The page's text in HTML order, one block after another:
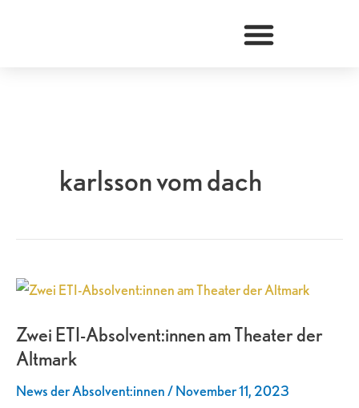
karlsson vom dach
Zwei ETI-Absolvent:innen am Theater der
Altmark
News der Absolvent:innen/November 11, 2023
Zwei
Absolvent:innen
am